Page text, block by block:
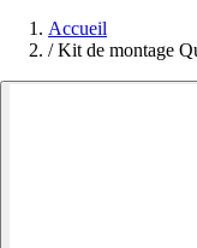
Accueil
/ Kit de montage